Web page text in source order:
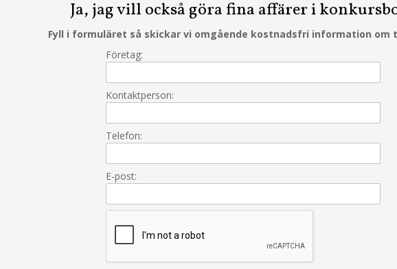
Ja, jag vill också göra fina affärer i
Fyll i formuläret så skickar vi omgående kostnadsfri information om
Företag:
Kontaktperson:
Telefon:
E-post: